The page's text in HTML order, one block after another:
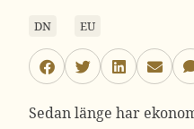
DN EU
Sedan länge har